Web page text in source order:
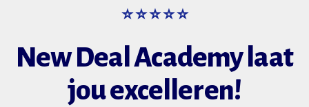
⭐ ⭐ ⭐ ⭐ ⭐
New Deal Academy laat
jou excelleren!